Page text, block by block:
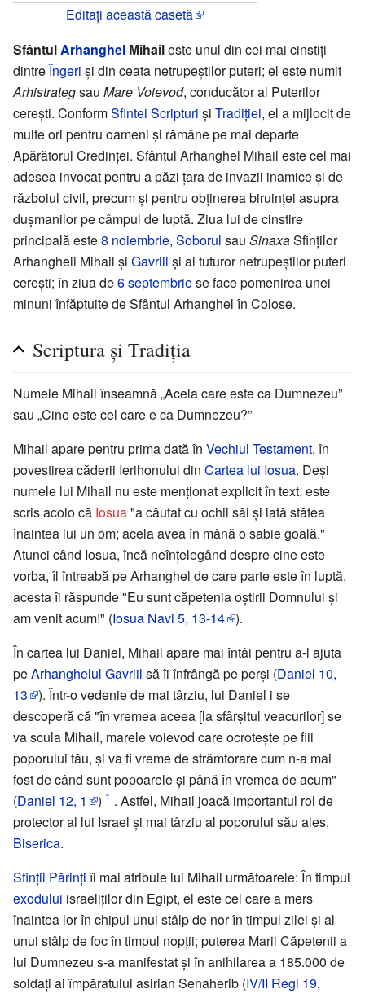
Editați această casetă
SfântulArhanghel Mihaileste unul din cei mai cinstiți
dintreÎngeri și din ceata netrupeștilor puteri; el este numit
Arhistrategsau Mare Voievod, conducător al Puterilor
cerești. ConformSfintei Scripturi și Tradiției, el a mijlocit de
multe ori pentru oameni și rămâne pe mai departe
Apărătorul Credinței. Sfântul Arhanghel Mihail este cel mai
adesea invocat pentru a păzi țara de invazii inamice și de
războiul civil, precum și pentru obținerea biruinței asupra
dușmanilor pe câmpul de luptă. Ziua lui de cinstire
principală este8 noiembrie, Soborul sau SinaxaSfinților
Arhangheli Mihail și Gavriil și al tuturor netrupeștilor puteri
cerești; în ziua de6 septembriese face pomenirea unei
minuni înfăptuite de Sfântul Arhanghel în Colose.
Scriptura și Tradiția
Numele Mihail înseamnă „Acela care este ca Dumnezeu”
sau „Cine este cel care e ca Dumnezeu?”
Mihail apare pentru prima dată în Vechiul Testament, în
povestirea căderii Ierihonului din Cartea lui Iosua. Deși
numele lui Mihail nu este menționat explicit în text, este
scris acolo că Iosua"a căutat cu ochii săi și iată stătea
înaintea lui un om; acela avea în mână o sabie goală."
Atunci când Iosua, încă neînțelegând despre cine este
vorba, îl întreabă pe Arhanghel de care parte este în luptă,
acesta îi răspunde "Eu sunt căpetenia oștirii Domnului și
am venit acum!" (Iosua Navi 5, 13-14 ).
În cartea lui Daniel, Mihail apare mai întâi pentru a-l ajuta
peArhanghelul Gavriil să îi înfrângă pe perși (Daniel 10,
13
). Într-o vedenie de mai târziu, lui Daniel i se
descoperă că "în vremea aceea [la sfârșitul veacurilor] se
va scula Mihail, marele voievod care ocrotește pe fiii
poporului tău, și va fi vreme de strâmtorare cum n-a mai
fost de când sunt popoarele și până în vremea de acum"
(Daniel 12, 1 ) 1 . Astfel, Mihail joacă importantul rol de
protector al lui Israel și mai târziu al poporului său ales,
Biserica.
Sfinții Părinți îi mai atribuie lui Mihail următoarele: În timpul
exodului israeliților din Egipt, el este cel care a mers
înaintea lor în chipul unui stâlp de nor în timpul zilei și al
unui stâlp de foc în timpul nopții; puterea Marii Căpetenii a
lui Dumnezeu s-a manifestat și în anihilarea a 185.000 de
soldați ai împăratului asirian Senaherib (IV/II Regi 19,